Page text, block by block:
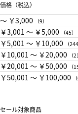
価格（税込）
〜 ￥3,000 （9）
￥3,001 〜 ￥5,000 （45）
￥5,001 〜 ￥10,000 （244
￥10,001 〜 ￥20,000 （
￥20,001 〜 ￥50,000 （
￥50,001 〜 ￥100,000
セール対象商品